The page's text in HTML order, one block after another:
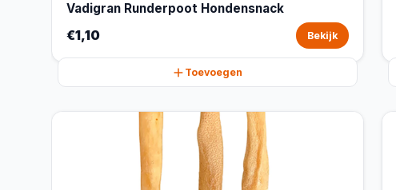
Vadigran Runderpoot Hondensnack
€1,10 Bekijk
Toevoegen